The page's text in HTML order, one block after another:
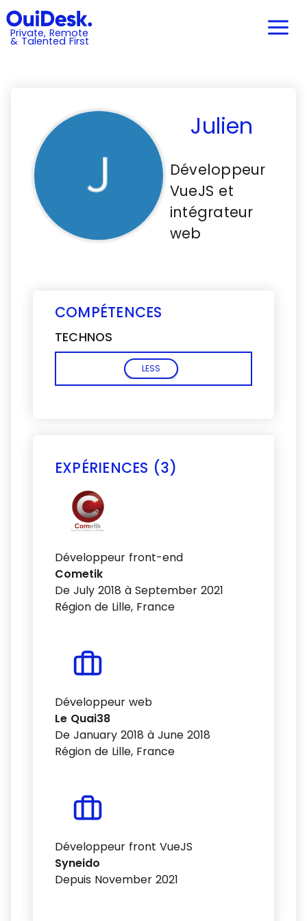
Private, Remote
& Talented First
Julien
Développeur
VueJS et
intégrateur
web
COMPÉTENCES
TECHNOS
LESS
EXPÉRIENCES (3)
Développeur front-end
Cometik
De July 2018 à September 2021
Région de Lille, France
Développeur web
Le Quai38
De January 2018 à June 2018
Région de Lille, France
Développeur front VueJS
Syneido
Depuis November 2021